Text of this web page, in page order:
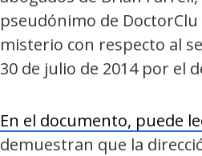
pseudónimo de
misterio con respecto al
30 de julio de 2014 por el
En el documento, puede
demuestran que la